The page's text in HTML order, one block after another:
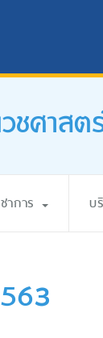
วชศาส
าการ บ